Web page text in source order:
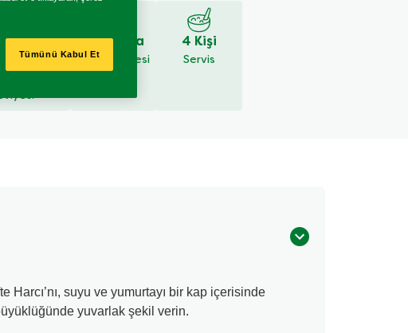
15 Dakika
Hazırlık Süresi
4 Kişi
Servis
Harcı’nı, suyu ve yumurtayı bir kap içerisinde
yuvarlak şekil verin.
Tümünü Kabul Et